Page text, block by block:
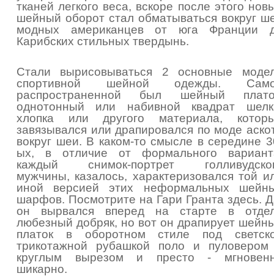
тканей легкого веса, вскоре после этого
шейный оборот стал обматываться вокруг
модных американцев от юга Франции
Карибских стильных твердынь.
Стали вырисовываться 2 основные
спортивной шейной одежды.
распространенной был шейный
однотонный или набивной квадрат
хлопка или другого материала,
завязывался или драпировался по моде
вокруг шеи. В каком-то смысле в середине
ых, в отличие от формального
каждый снимок-портрет
мужчины, казалось, характеризовался той
иной версией этих неформальных
шарфов. Посмотрите на Гари Гранта здесь.
он вырвался вперед на старте в
любезный добряк, но вот он драпирует
платок в оборотном стиле под
трикотажной рубашкой поло и
круглым вырезом и престо -
шикарно.